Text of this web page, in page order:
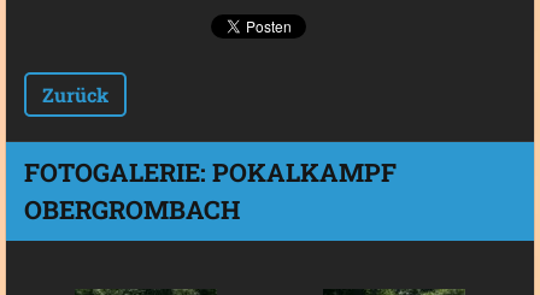
Zurück
FOTOGALERIE: POKALKAMPF
OBERGROMBACH